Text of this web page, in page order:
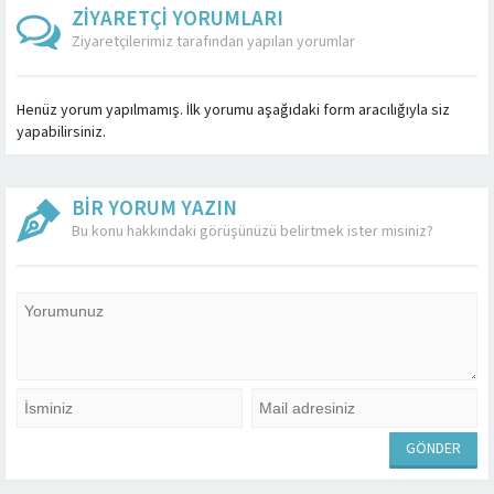
ZİYARETÇİ YORUMLARI
Ziyaretçilerimiz tarafından yapılan yorumlar
Henüz yorum yapılmamış. İlk yorumu aşağıdaki form aracılığıyla siz
yapabilirsiniz.
BİR YORUM YAZIN
Bu konu hakkındaki görüşünüzü belirtmek ister misiniz?